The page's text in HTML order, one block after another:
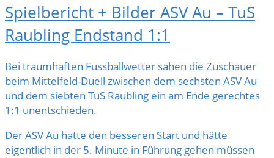
Spielbericht + Bilder ASV Au – TuS
Raubling Endstand 1:1
Bei traumhaften Fussballwetter sahen die Zuschauer
beim Mittelfeld-Duell zwischen dem sechsten ASV Au
und dem siebten TuS Raubling ein am Ende gerechtes
1:1 unentschieden.
Der ASV Au hatte den besseren Start und hätte
eigentlich in der 5. Minute in Führung gehen müssen